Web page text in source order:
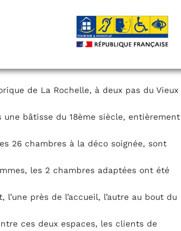
de La Rochelle, à deux pas du Vieux
bâtisse du 18ème siècle, entièrement
26 chambres à la déco soignée, sont
les 2 chambres adaptées ont été
près de l’accueil, l’autre au bout du
ces deux espaces, les clients de